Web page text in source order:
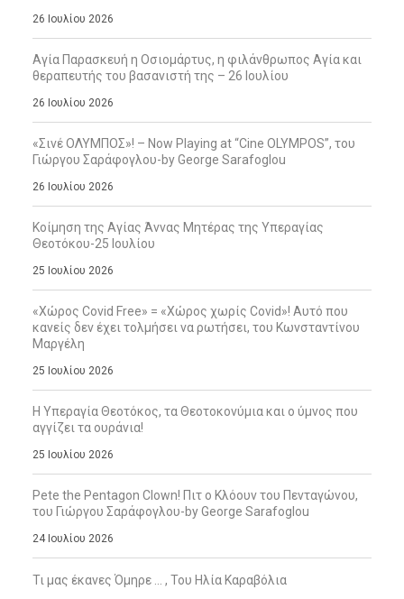
26 Ιουλίου 2026
Αγία Παρασκευή η Οσιομάρτυς, η φιλάνθρωπος Αγία και
θεραπευτής του βασανιστή της – 26 Ιουλίου
26 Ιουλίου 2026
«Σινέ ΟΛΥΜΠΟΣ»! – Now Playing at “Cine OLYMPOS”, του
Γιώργου Σαράφογλου-by George Sarafoglou
26 Ιουλίου 2026
Κοίμηση της Αγίας Άννας Μητέρας της Υπεραγίας
Θεοτόκου-25 Ιουλίου
25 Ιουλίου 2026
«Χώρος Covid Free» = «Χώρος χωρίς Covid»! Αυτό που
κανείς δεν έχει τολμήσει να ρωτήσει, του Κωνσταντίνου
Μαργέλη
25 Ιουλίου 2026
Η Υπεραγία Θεοτόκος, τα Θεοτοκονύμια και ο ύμνος που
αγγίζει τα ουράνια!
25 Ιουλίου 2026
Pete the Pentagon Clown! Πιτ ο Κλόουν του Πενταγώνου,
του Γιώργου Σαράφογλου-by George Sarafoglou
24 Ιουλίου 2026
Τι μας έκανες Όμηρε … , Του Ηλία Καραβόλια